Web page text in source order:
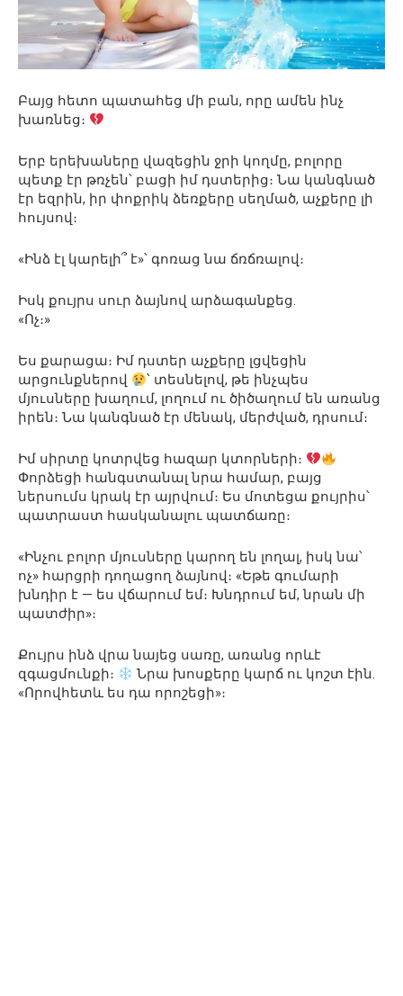
Բայց հետո պատահեց մի բան, որը ամեն ինչ
խառնեց։
Երբ երեխաները վազեցին ջրի կողմը, բոլորը
պետք էր թռչեն՝ բացի իմ դստերից։ Նա կանգնած
էր եզրին, իր փոքրիկ ձեռքերը սեղմած, աչքերը լի
հույսով։
«Ինձ էլ կարելի՞ է»՝ գոռաց նա ճռճռալով։
Իսկ քույրս սուր ձայնով արձագանքեց.
«Ոչ։»
Ես քարացա։ Իմ դստեր աչքերը լցվեցին
արցունքներով
՝ տեսնելով, թե ինչպես
մյուսները խաղում, լողում ու ծիծաղում են առանց
իրեն։ Նա կանգնած էր մենակ, մերժված, դրսում։
Իմ սիրտը կոտրվեց հազար կտորների։
Փորձեցի հանգստանալ նրա համար, բայց
ներսումս կրակ էր այրվում։ Ես մոտեցա քույրիս՝
պատրաստ հասկանալու պատճառը։
«Ինչու բոլոր մյուսները կարող են լողալ, իսկ նա՝
ոչ» հարցրի դողացող ձայնով։ «Եթե գումարի
խնդիր է — ես վճարում եմ։ Խնդրում եմ, նրան մի
պատժիր»։
Քույրս ինձ վրա նայեց սառը, առանց որևէ
զգացմունքի։
Նրա խոսքերը կարճ ու կոշտ էին.
«Որովհետև ես դա որոշեցի»։